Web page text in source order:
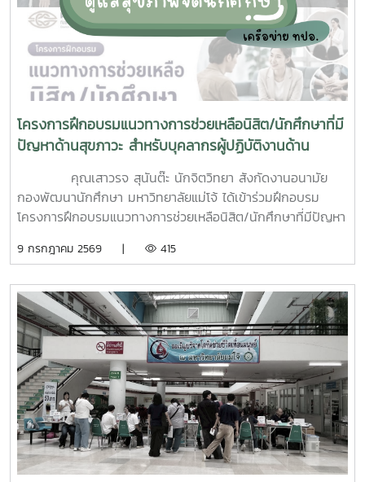
โครงการฝึกอบรมแนวทางการช่วยเหลือนิสิต/นักศึกษาที่มี
ปัญหาด้านสุขภาวะ สำหรับบุคลากรผู้ปฏิบัติงานด้าน
คุณเสาวรจ สุนันต๊ะ นักจิตวิทยา สังกัดงานอนามัย
กองพัฒนานักศึกษา มหาวิทยาลัยแม่โจ้ ได้เข้าร่วมฝึกอบรม
โครงการฝึกอบรมแนวทางการช่วยเหลือนิสิต/นักศึกษาที่มีปัญหา
ที่ 6–7 กรกฎาคม 2569 ณ ห้องบรรยาย ชั้น 1 กองพัฒนานิสิต
บุคลากรจากทั้งเครือข่าย ทปอ. และเครือข่ายสมาคมอุดมศึกษา
เอกชนแห่งประเทศไทย (สสอท.) การอบรมครั้งนี้มุ่งเน้นการ
พัฒนาองค์ความรู้และทักษะที่จำเป็นในการดูแลนิสิตนักศึกษา
ครอบคลุมตั้งแต่:ความรู้พื้นฐานด้านสุขภาพจิต: เรียนรู้แนวโน้ม
ปัญหา และปัจจัยเสี่ยงต่าง ๆ การคัดกรองและประเมินสุขภาพจิต
เบื้องต้น: ด้วยเครื่องมือมาตรฐาน เช่น DASS-21, PHQ-9 และ
ST-5 ทักษะการให้คำปรึกษาเบื้องต้น: อาทิ การฟังอย่างตั้งรับ
(Active Listening), ความเข้าใจใส่ใจ (Empathy) และการ
ปฐมพยาบาลทางจิตใจ (Psychological First Aid: PFA)
นอกจากนี้ ยังมีการเรียนรู้ระบบการดูแลและการส่งต่อกรณี
9 กรกฎาคม 2569 | 415